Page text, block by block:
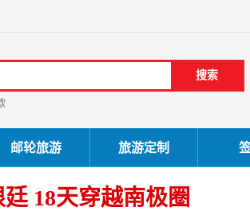
邮轮旅游 旅游定制
18天穿越南极圈